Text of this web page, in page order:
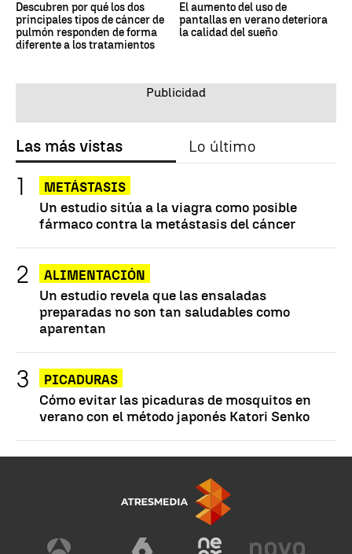
Descubren por qué los dos
principales tipos de cáncer de
pulmón responden de forma
diferente a los tratamientos
El aumento del uso de
pantallas en verano deteriora
la calidad del sueño
Las más vistas Lo último
METÁSTASIS
Un estudio sitúa a la viagra como posible
fármaco contra la metástasis del cáncer
ALIMENTACIÓN
Un estudio revela que las ensaladas
preparadas no son tan saludables como
aparentan
PICADURAS
Cómo evitar las picaduras de mosquitos en
verano con el método japonés Katori Senko